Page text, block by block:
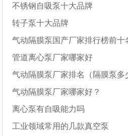
不锈钢自吸泵十大品牌
转子泵十大品牌
气动隔膜泵国产厂家排行榜前十
管道离心泵厂家哪家好
气动隔膜泵厂家排名（隔膜泵多
气动隔膜泵厂家哪家好？
离心泵有自吸能力吗
工业领域常用的几款真空泵